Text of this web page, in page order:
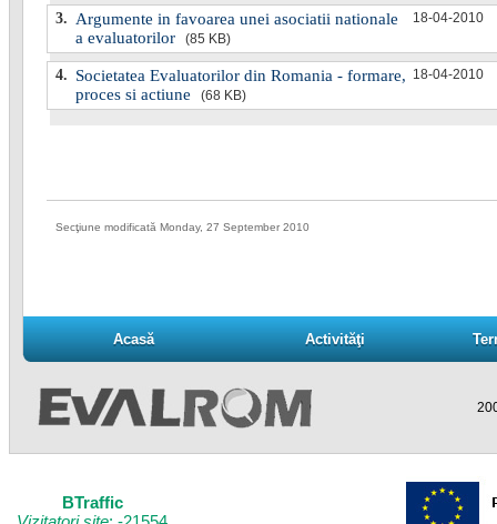
3. Argumente in favoarea unei asociatii nationale
a evaluatorilor
(85 KB)
18-04-2010
4. Societatea Evaluatorilor din Romania - formare,
proces si actiune
(68 KB)
18-04-2010
Secţiune modificată Monday, 27 September 2010
Acasă
Acasă Activităţi
Activităţi
BTraffic